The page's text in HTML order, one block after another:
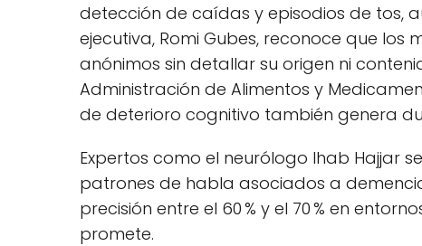
detección de caídas y episodios de tos,
ejecutiva, Romi Gubes, reconoce que
anónimos sin detallar su origen ni
Administración de Alimentos y
de deterioro cognitivo también genera
Expertos como el neurólogo Ihab Hajjar
patrones de habla asociados a
precisión entre el 60 % y el 70 % en
promete.